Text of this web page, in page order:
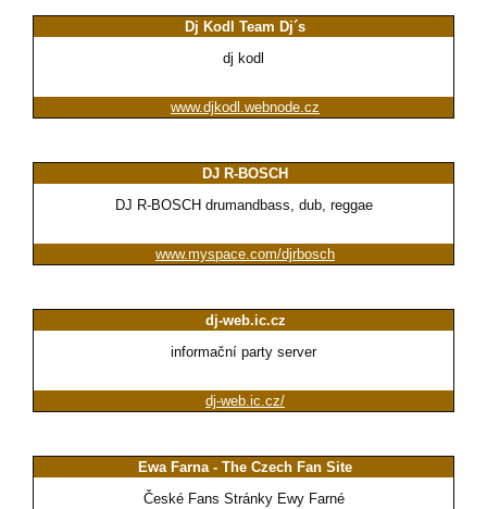
Dj Kodl Team Dj´s
dj kodl
www.djkodl.webnode.cz
DJ R-BOSCH
DJ R-BOSCH drumandbass, dub, reggae
www.myspace.com/djrbosch
dj-web.ic.cz
informační party server
dj-web.ic.cz/
Ewa Farna - The Czech Fan Site
České Fans Stránky Ewy Farné